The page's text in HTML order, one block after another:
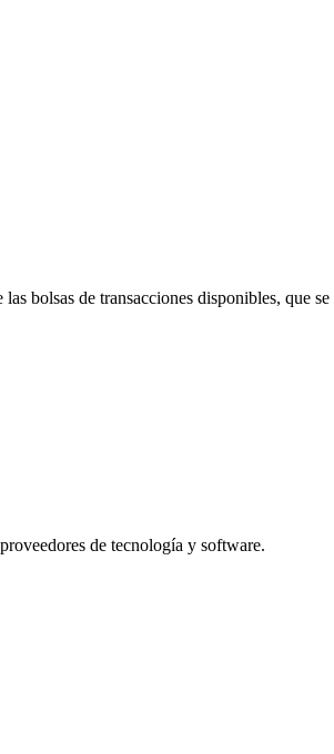
bolsas de transacciones disponibles, que
de tecnología y software.